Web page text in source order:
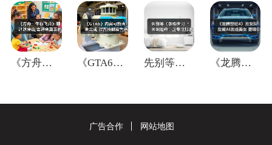
《方舟：生存飞升》翻过这座山,会迎来真正 《GTA6》内容可能尚未完成 能否按期发 先别等《蜘蛛侠3》！失眠组称：正专注打造 《龙腾世纪4》丑女队友被AI改成美女 更
广告合作 网站地图